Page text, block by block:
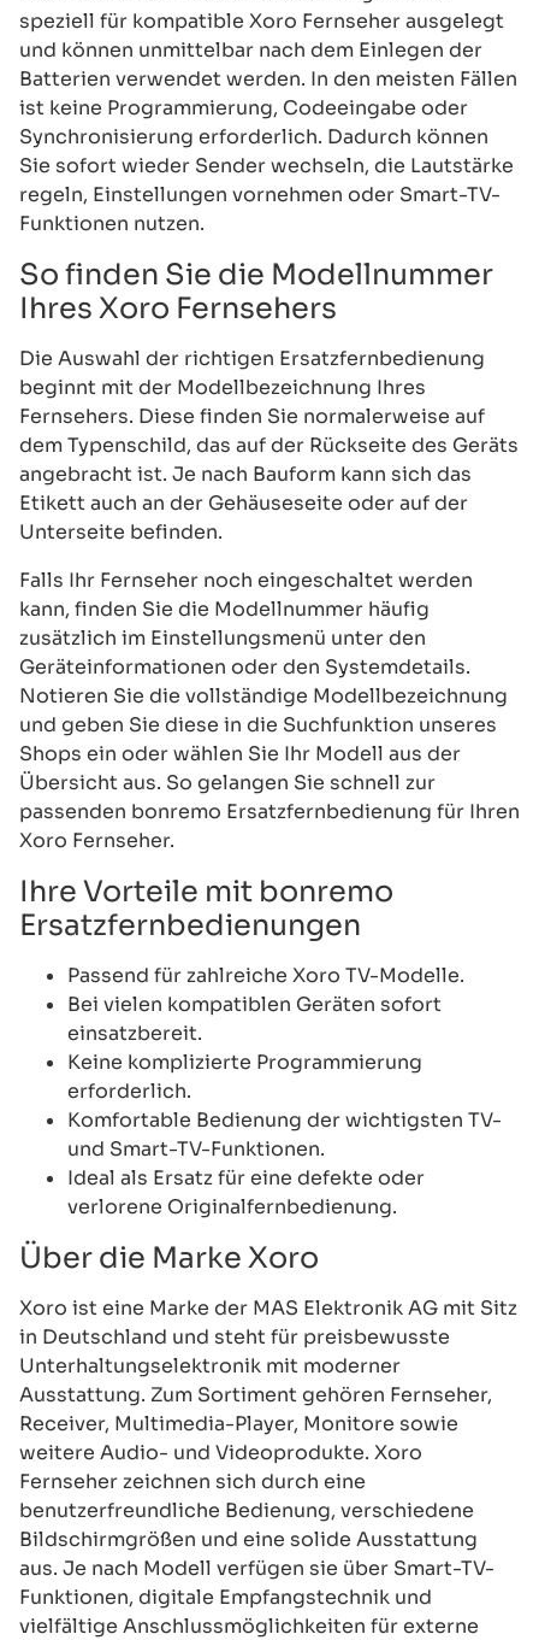
speziell für kompatible Xoro Fernseher ausgelegt
und können unmittelbar nach dem Einlegen der
Batterien verwendet werden. In den meisten Fällen
ist keine Programmierung, Codeeingabe oder
Synchronisierung erforderlich. Dadurch können
Sie sofort wieder Sender wechseln, die Lautstärke
regeln, Einstellungen vornehmen oder Smart-TV-
Funktionen nutzen.
So finden Sie die Modellnummer
Ihres Xoro Fernsehers
Die Auswahl der richtigen Ersatzfernbedienung
beginnt mit der Modellbezeichnung Ihres
Fernsehers. Diese finden Sie normalerweise auf
dem Typenschild, das auf der Rückseite des Geräts
angebracht ist. Je nach Bauform kann sich das
Etikett auch an der Gehäuseseite oder auf der
Unterseite befinden.
Falls Ihr Fernseher noch eingeschaltet werden
kann, finden Sie die Modellnummer häufig
zusätzlich im Einstellungsmenü unter den
Geräteinformationen oder den Systemdetails.
Notieren Sie die vollständige Modellbezeichnung
und geben Sie diese in die Suchfunktion unseres
Shops ein oder wählen Sie Ihr Modell aus der
Übersicht aus. So gelangen Sie schnell zur
passenden bonremo Ersatzfernbedienung für Ihren
Xoro Fernseher.
Ihre Vorteile mit bonremo
Ersatzfernbedienungen
Passend für zahlreiche Xoro TV-Modelle.
Bei vielen kompatiblen Geräten sofort
einsatzbereit.
Keine komplizierte Programmierung
erforderlich.
Komfortable Bedienung der wichtigsten TV-
und Smart-TV-Funktionen.
Ideal als Ersatz für eine defekte oder
verlorene Originalfernbedienung.
Über die Marke Xoro
Xoro ist eine Marke der MAS Elektronik AG mit Sitz
in Deutschland und steht für preisbewusste
Unterhaltungselektronik mit moderner
Ausstattung. Zum Sortiment gehören Fernseher,
Receiver, Multimedia-Player, Monitore sowie
weitere Audio- und Videoprodukte. Xoro
Fernseher zeichnen sich durch eine
benutzerfreundliche Bedienung, verschiedene
Bildschirmgrößen und eine solide Ausstattung
aus. Je nach Modell verfügen sie über Smart-TV-
Funktionen, digitale Empfangstechnik und
vielfältige Anschlussmöglichkeiten für externe